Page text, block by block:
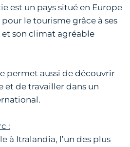
est un pays situé en Europe
le tourisme grâce à ses
et son climat agréable
permet aussi de découvrir
et de travailler dans un
:
à Itralandia, l’un des plus